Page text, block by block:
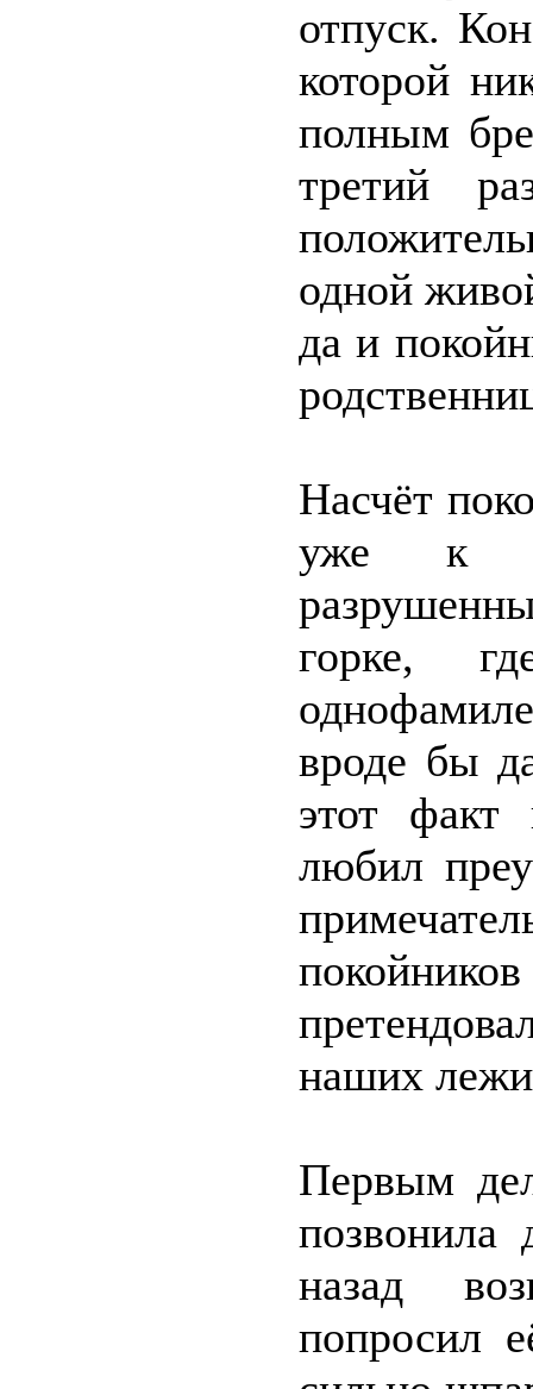
отпуск.
которой
полным
третий
одной
да и
Насчёт
уже к
горке,
вроде бы
этот
любил
наших
Первым
назад
попросил